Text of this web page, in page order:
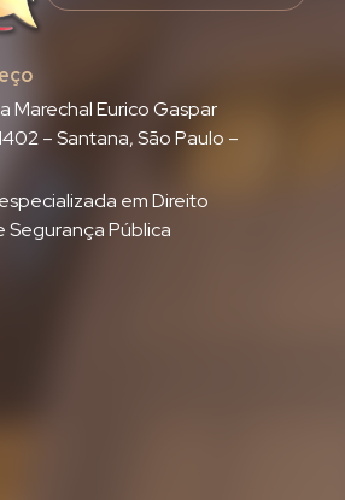
Marechal Eurico Gaspar
– Santana, São Paulo –
em Direito
Segurança Pública